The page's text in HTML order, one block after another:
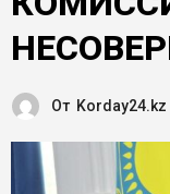
От Korday24.kz